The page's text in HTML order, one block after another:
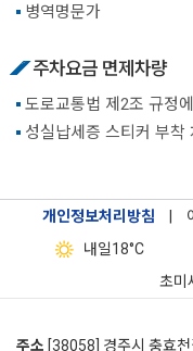
병역명문가
주차요금 면제차량
도로교통법 제2조 규정
성실납세증 스티커 부착
개인정보처리방침
내일18°C
초미
주소 [38058] 경주시 충효